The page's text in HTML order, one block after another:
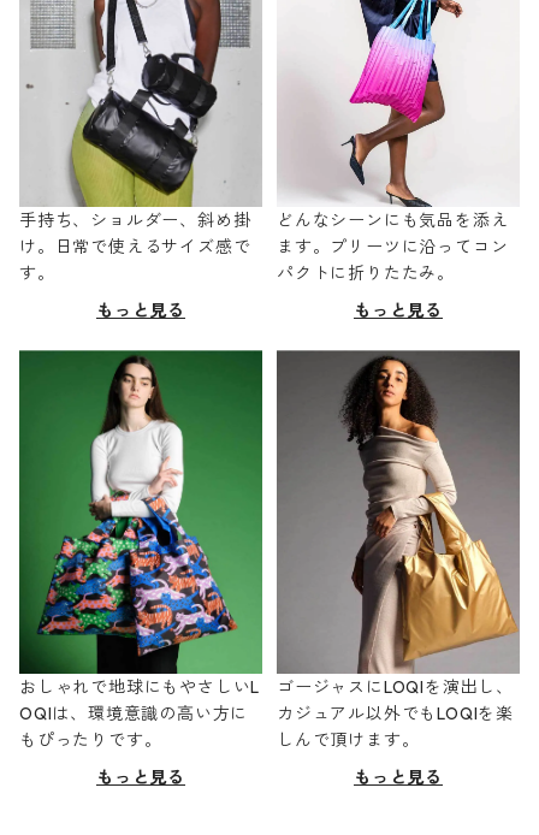
手持ち、ショルダー、斜め掛
け。日常で使えるサイズ感で
す。
もっと見る
どんなシーンにも気品を添え
ます。プリーツに沿ってコン
パクトに折りたたみ。
もっと見る
おしゃれで地球にもやさしいL
OQIは、環境意識の高い方に
もぴったりです。
もっと見る
ゴージャスにLOQIを演出し、
カジュアル以外でもLOQIを楽
しんで頂けます。
もっと見る